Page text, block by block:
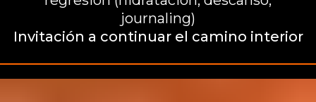
journaling)
Invitación a continuar el camino interior